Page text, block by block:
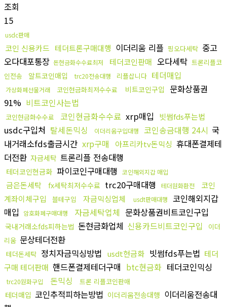
조회
15
usdc판매
코인 신용카드 테더트론구매대행 이더리움 리플 핑오다세탁 중고
오다대포통장 돈현금화수수료최저 테더코인판매 오다세탁 트론리플코
인전송
알트코인매입 trc20전송대행 리플삽니다 테더매입
가상화폐선물거래 코인현금화최저수수료 비트코인구입 문화상품권
91% 비트코인사는법
코인현금화수수료 코인현금화수수료 xrp매입 빗썸fds푸는법
usdc구입처 탈세돈믹싱 이더리움구입대행 코인송금대행 24시 국
내거래소fds출금시간 xrp구매 아프리카tv돈믹싱 휴대폰결제테
더전환 자금세탁 트론리플 전송대행
테더코인현금화 파이코인구매대행 코인해외지갑 매입
금은돈세탁 fx세탁최저수수료 trc20구매대행 테더원화환전
코인
계좌이체구입
블테구입 자금믹싱업체 usdt판매대행
코인해외지갑
매입
암호화폐구매대행 자금세탁업체 문화상품권비트코인구입
국내거래소fds피하는법 돈현금화업체 신용카드비트코인구입
이더
리움 문상테더전환
테더돈세탁 정치자금믹싱방법 usdt현금화 빗썸fds푸는법 테더
구매 테더판매 핸드폰결제테더구매 btc현금화 테더코인믹싱
trc20원화구입 돈믹싱 트론 리플코인판매
테더매입 코인추적피하는방법 이더리움전송대행 이더리움전송대